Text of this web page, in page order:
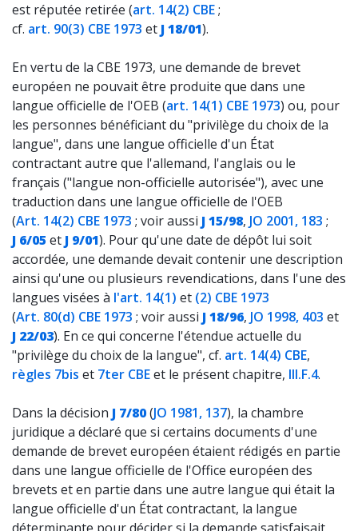
est réputée retirée (art. 14(2) CBE;
cf. art. 90(3) CBE 1973 et J 18/01).
En vertu de la CBE 1973, une demande de brevet
européen ne pouvait être produite que dans une
langue officielle de l'OEB (art. 14(1) CBE 1973) ou, pour
les personnes bénéficiant du "privilège du choix de la
langue", dans une langue officielle d'un État
contractant autre que l'allemand, l'anglais ou le
français ("langue non-officielle autorisée"), avec une
traduction dans une langue officielle de l'OEB
(Art. 14(2) CBE 1973 ; voir aussi J 15/98, JO 2001, 183 ;
J 6/05 et J 9/01). Pour qu'une date de dépôt lui soit
accordée, une demande devait contenir une description
ainsi qu'une ou plusieurs revendications, dans l'une des
langues visées à l'art. 14(1) et (2) CBE 1973
(Art. 80(d) CBE 1973 ; voir aussi J 18/96, JO 1998, 403 et
J 22/03). En ce qui concerne l'étendue actuelle du
"privilège du choix de la langue", cf. art. 14(4) CBE,
règles 7bis et 7ter CBEet le présent chapitre, III.F.4.
Dans la décision J 7/80(JO 1981, 137), la chambre
juridique a déclaré que si certains documents d'une
demande de brevet européen étaient rédigés en partie
dans une langue officielle de l'Office européen des
brevets et en partie dans une autre langue qui était la
langue officielle d'un État contractant, la langue